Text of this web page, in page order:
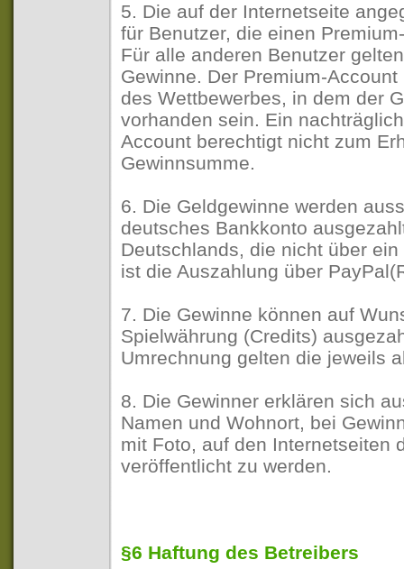
5. Die auf der Internetseite
für Benutzer, die einen
Für alle anderen Benutzer
Gewinne. Der Premium-
des Wettbewerbes, in dem der
vorhanden sein. Ein
Account berechtigt nicht zum
Gewinnsumme.
6. Die Geldgewinne werden
deutsches Bankkonto
Deutschlands, die nicht über
ist die Auszahlung über
7. Die Gewinne können auf
Spielwährung (Credits)
Umrechnung gelten die jeweils
8. Die Gewinner erklären sich
Namen und Wohnort, bei
mit Foto, auf den Internetseiten
veröffentlicht zu werden.
§6 Haftung des Betreibers